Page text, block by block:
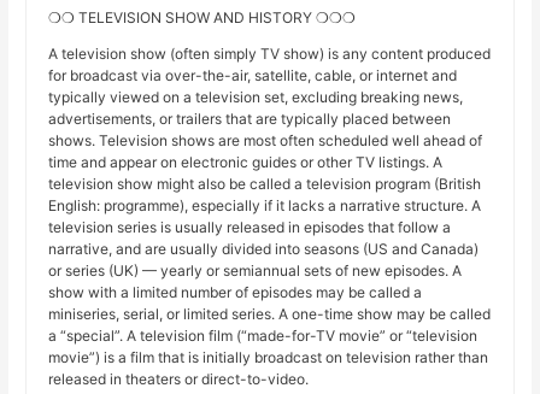
❍❍ TELEVISION SHOW AND HISTORY ❍❍❍
A television show (often simply TV show) is any content produced
for broadcast via over-the-air, satellite, cable, or internet and
typically viewed on a television set, excluding breaking news,
advertisements, or trailers that are typically placed between
shows. Television shows are most often scheduled well ahead of
time and appear on electronic guides or other TV listings. A
television show might also be called a television program (British
English: programme), especially if it lacks a narrative structure. A
television series is usually released in episodes that follow a
narrative, and are usually divided into seasons (US and Canada)
or series (UK) — yearly or semiannual sets of new episodes. A
show with a limited number of episodes may be called a
miniseries, serial, or limited series. A one-time show may be called
a “special”. A television film (“made-for-TV movie” or “television
movie”) is a film that is initially broadcast on television rather than
released in theaters or direct-to-video.